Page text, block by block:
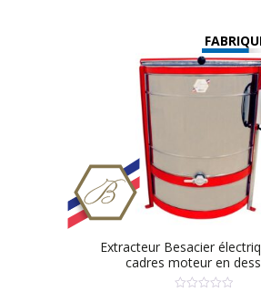
Extracteur Besacier
cadres moteur en